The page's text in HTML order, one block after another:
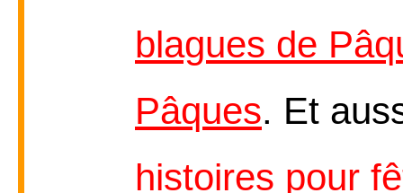
blagues de
Pâques. Et
histoires pour